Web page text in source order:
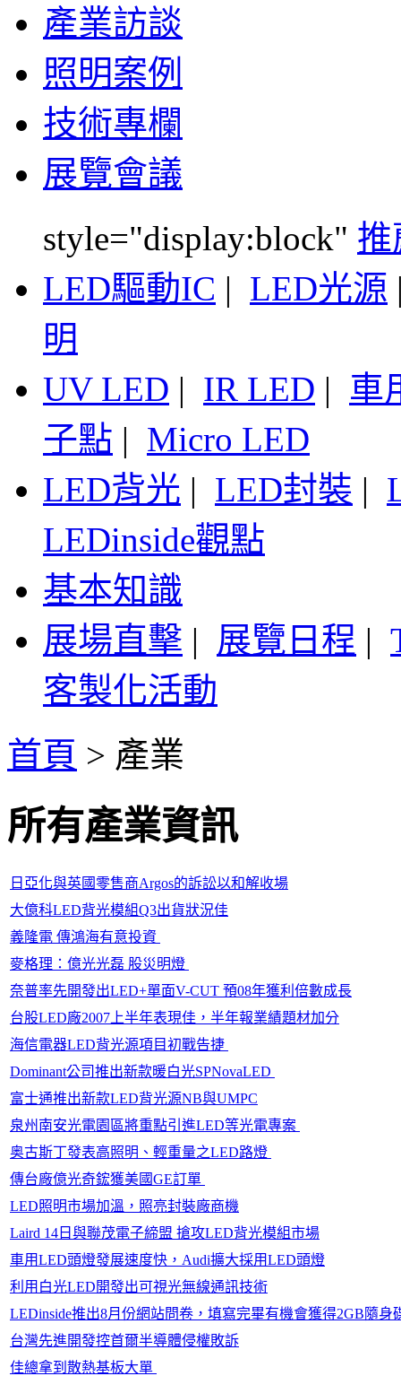
產業訪談
照明案例
技術專欄
展覽會議
style="display:block" 推
LED驅動IC | LED光源
明
UV LED | IR LED | 車
子點 | Micro LED
LED背光 | LED封裝 |
LEDinside觀點
基本知識
展場直擊 | 展覽日程 |
客製化活動
首頁 > 產業
所有產業資訊
日亞化與英國零售商Argos的訴訟以和解收場
大億科LED背光模組Q3出貨狀況佳
義隆電 傳鴻海有意投資
麥格理：億光光磊 股災明燈
奈普率先開發出LED+單面V-CUT 預08年獲利倍數成長
台股LED廠2007上半年表現佳，半年報業績題材加分
海信電器LED背光源項目初戰告捷
Dominant公司推出新款暖白光SPNovaLED
富士通推出新款LED背光源NB與UMPC
泉州南安光電園區將重點引進LED等光電專案
奥古斯丁發表高照明、輕重量之LED路燈
傳台廠億光奇鋐獲美國GE訂單
LED照明市場加溫，照亮封裝廠商機
Laird 14日與聯茂電子締盟 搶攻LED背光模組市場
車用LED頭燈發展速度快，Audi擴大採用LED頭燈
利用白光LED開發出可視光無線通訊技術
LEDinside推出8月份網站問卷，填寫完畢有機會獲得2GB隨身
台灣先進開發控首爾半導體侵權敗訴
佳總拿到散熱基板大單